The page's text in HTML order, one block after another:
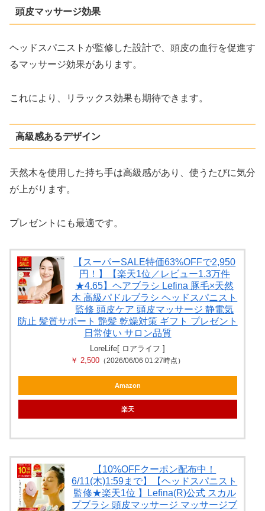
頭皮マッサージ効果
ヘッドスパニストが監修した設計で、頭皮の血行を促進す
るマッサージ効果があります。
これにより、リラックス効果も期待できます。
高級感あるデザイン
天然木を使用した持ち手は高級感があり、使うたびに気分
が上がります。
プレゼントにも最適です。
【スーパーSALE特価63%OFFで2,950
円！】【楽天1位／レビュー1.3万件
★4.65】ヘアブラシ Lefina 豚毛×天然
木 高級パドルブラシ ヘッドスパニスト
監修 頭皮ケア 頭皮マッサージ 静電気
防止 髪質サポート 艶髪 乾燥対策 ギフト プレゼント
日常使い サロン品質
LoreLife[ ロアライフ ]
￥ 2,500 （2026/06/06 01:27時点）
Amazon
楽天
【10%OFFクーポン配布中！
6/11(木)1:59まで】【ヘッドスパニスト
監修★楽天1位 】Lefina(R)公式 スカル
プブラシ 頭皮マッサージ マッサージブ